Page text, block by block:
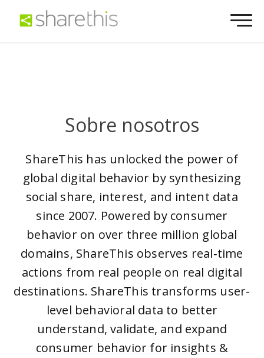
Sobre nosotros
ShareThis has unlocked the power of
global digital behavior by synthesizing
social share, interest, and intent data
since 2007. Powered by consumer
behavior on over three million global
domains, ShareThis observes real‑time
actions from real people on real digital
destinations. ShareThis transforms user-
level behavioral data to better
understand, validate, and expand
consumer behavior for insights &